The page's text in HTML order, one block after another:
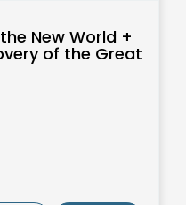
New World +
of the Great